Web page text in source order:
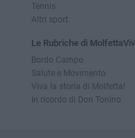
Tennis
Altri sport
Le Rubriche di
Bordo Campo
Salute e Movimento
Viva la storia di Molfetta!
In ricordo di Don Tonino